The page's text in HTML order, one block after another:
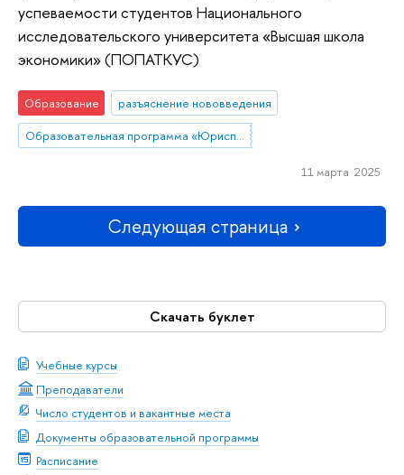
Скачать буклет
Учебные курсы
Преподаватели
Число студентов и вакантные места
Документы образовательной программы
Расписание
успеваемости студентов Национального
исследовательского университета «Высшая школа
экономики» (ПОПАТКУС)
Образование
разъяснение нововведения
Образовательная программа «Юриспруденция»
11 марта 2025
Следующая страница